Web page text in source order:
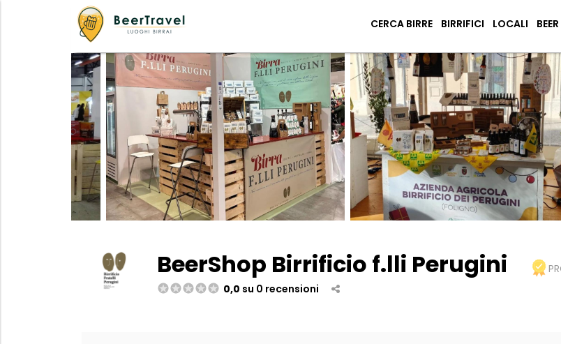
CERCA BIRRE BIRRIFICI LOCALI
BeerShop Birrificio f.lli Perugini
0,0 su 0 recensioni